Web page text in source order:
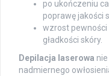
po ukończeniu
poprawę jakości
wzrost pewności
gładkości skóry.
Depilacja laserowa
nadmiernego